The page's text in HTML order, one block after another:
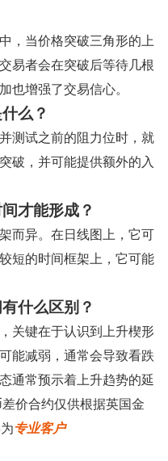
，当价格突破三角形的上
易者会在突破后等待几根
也增强了交​​易信心。
么？
测试之前的阻力位时，就
破，并可能提供额外的入
才能形成？
而异。在日线图上，它可
短的时间框架上，它可能
什么区别？
关键在于认识到上升楔形
能减弱，通常会导致看跌
通常预示着上升趋势的延
价合约仅供根据英国金
专业客户